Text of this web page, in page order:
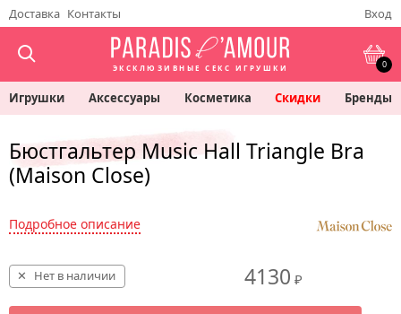
Доставка Контакты Вход
ЭКСКЛЮЗИВНЫЕ СЕКС ИГРУШКИ 0
Игрушки Аксессуары Косметика Скидки Бренды
Бюстгальтер Music Hall Triangle Bra
(Maison Close)
Подробное описание
4130 ₽
Нет в наличии